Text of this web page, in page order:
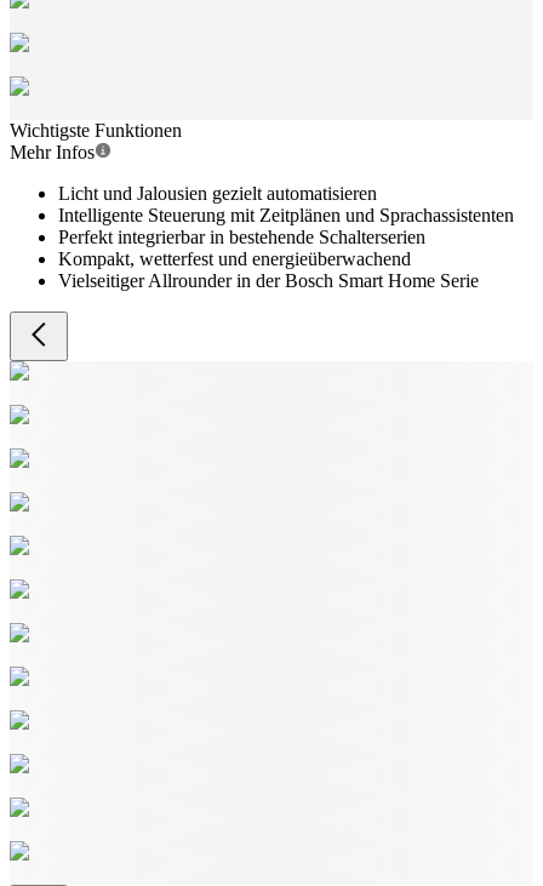
Wichtigste Funktionen
Mehr Infos
Licht und Jalousien gezielt automatisieren
Intelligente Steuerung mit Zeitplänen und Sprachassistenten
Perfekt integrierbar in bestehende Schalterserien
Kompakt, wetterfest und energieüberwachend
Vielseitiger Allrounder in der Bosch Smart Home Serie